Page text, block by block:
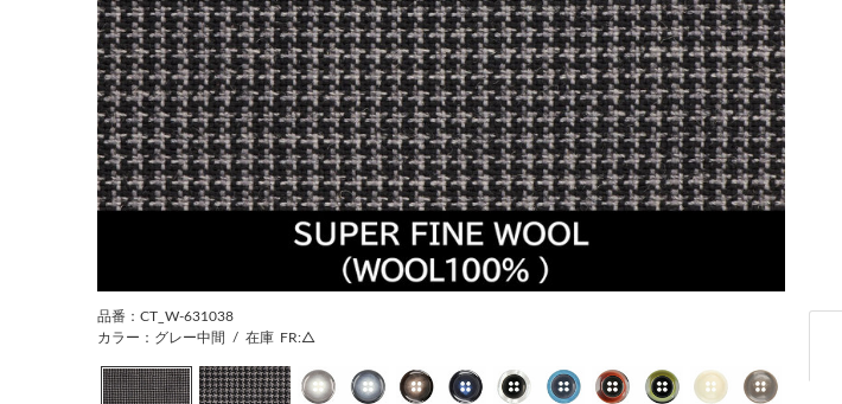
品番：CT_W-631038
カラー：グレー中間
/ 在庫 FR:△